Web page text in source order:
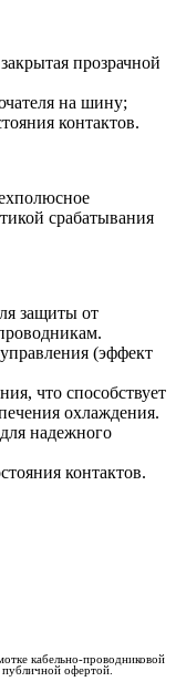
прозрачной
на шину;
контактов.
срабатывания
защиты от
(эффект
что способствует
охлаждения.
надежного
контактов.
кабельно-проводниковой
офертой.